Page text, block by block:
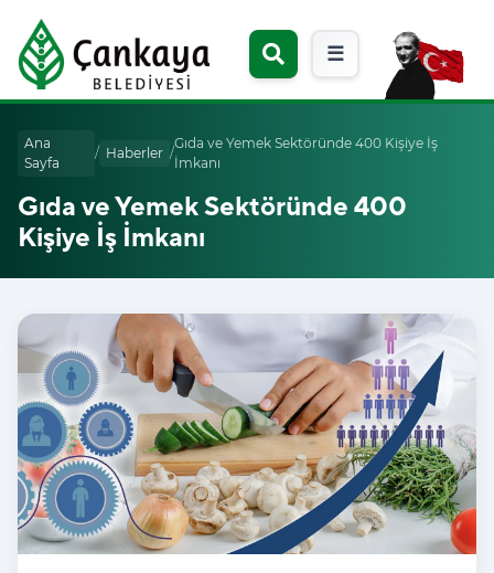
☰
Ana
Sayfa
/ Haberler /
Gıda ve Yemek Sektöründe 400 Kişiye İş
İmkanı
Gıda ve Yemek Sektöründe 400
Kişiye İş İmkanı